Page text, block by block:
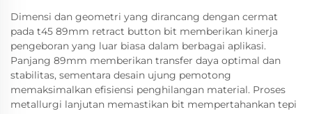
Dimensi dan geometri yang dirancang dengan cermat
pada t45 89mm retract button bit memberikan kinerja
pengeboran yang luar biasa dalam berbagai aplikasi.
Panjang 89mm memberikan transfer daya optimal dan
stabilitas, sementara desain ujung pemotong
memaksimalkan efisiensi penghilangan material. Proses
metallurgi lanjutan memastikan bit mempertahankan tepi